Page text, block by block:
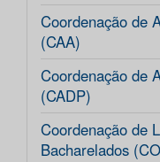
Coordenação de
(CAA)
Coordenação de
(CADP)
Coordenação de
Bacharelados